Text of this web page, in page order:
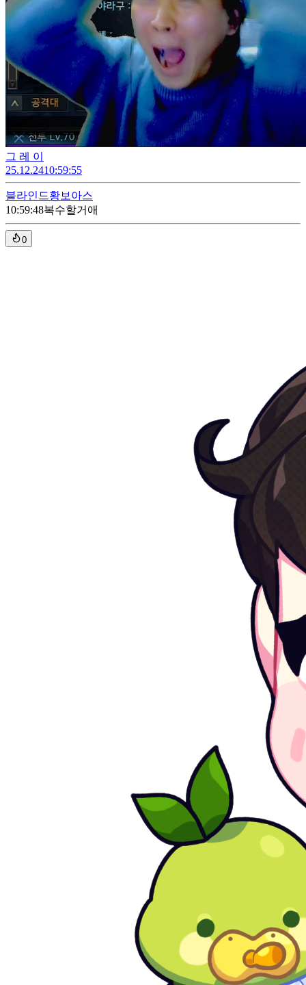
그 레 이
25.12.2410:59:55
블라인드황보아스
10:59:48복수할거애
0